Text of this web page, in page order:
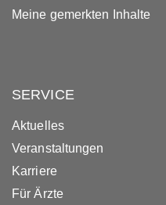
Meine gemerkten Inhalte
SERVICE
Aktuelles
Veranstaltungen
Karriere
Für Ärzte